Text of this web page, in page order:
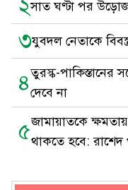
২সাত ঘণ্টা পর
৩যুবদল নেতাকে
৪তুরস্ক-পাকিস্তানের
দেবে না
৫জামায়াতকে
থাকতে হবে: রাশেদ